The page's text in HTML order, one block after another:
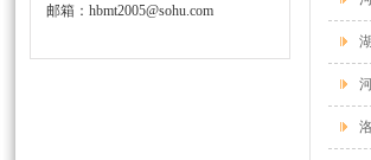
邮箱：hbmt2005@sohu.com